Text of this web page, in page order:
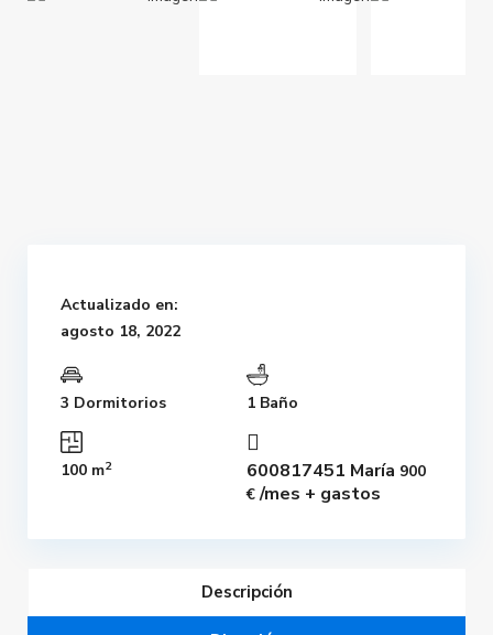
Actualizado en:
agosto 18, 2022
3 Dormitorios 1 Baño
100 m2 600817451 María 900
€/mes + gastos
Descripción